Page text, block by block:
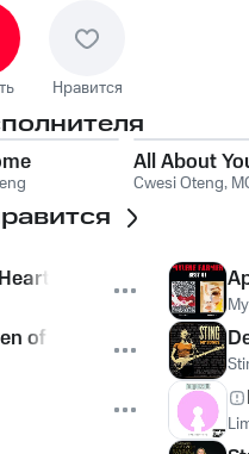
Нравится
All About
Cwesi Oteng,
of the Sky)